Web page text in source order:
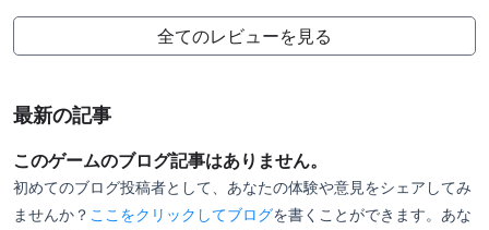
がそれが気にならないほどにシナリオと世界観の作り
込みの素晴しい名作。
全てのレビューを見る
最新の記事
このゲームのブログ記事はありません。
初めてのブログ投稿者として、あなたの体験や意見をシェアしてみ
ませんか？ ここをクリックしてブログを書くことができます。あな